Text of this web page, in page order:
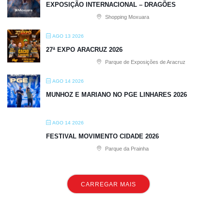
EXPOSIÇÃO INTERNACIONAL – DRAGÕES
Shopping Moxuara
AGO 13 2026
27ª EXPO ARACRUZ 2026
Parque de Exposições de Aracruz
AGO 14 2026
MUNHOZ E MARIANO NO PGE LINHARES 2026
AGO 14 2026
FESTIVAL MOVIMENTO CIDADE 2026
Parque da Prainha
CARREGAR MAIS